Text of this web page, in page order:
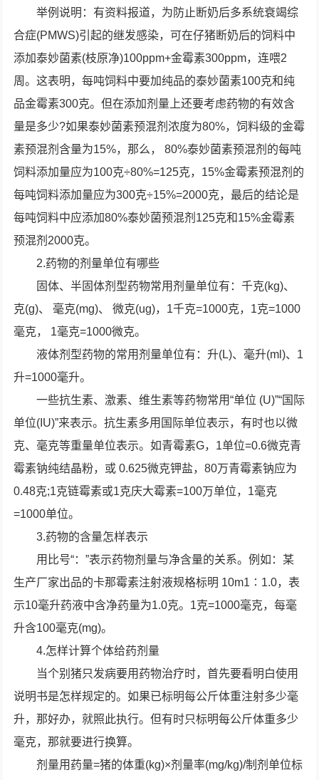
举例说明：有资料报道，为防止断奶后多系统衰竭综
合症(PMWS)引起的继发感染，可在仔猪断奶后的饲料中
添加泰妙菌素(枝原净)100ppm+金霉素300ppm，连喂2
周。这表明，每吨饲料中要加纯品的泰妙菌素100克和纯
品金霉素300克。但在添加剂量上还要考虑药物的有效含
量是多少?如果泰妙菌素预混剂浓度为80%，饲料级的金霉
素预混剂含量为15%，那么， 80%泰妙菌素预混剂的每吨
饲料添加量应为100克÷80%=125克，15%金霉素预混剂的
每吨饲料添加量应为300克÷15%=2000克，最后的结论是
每吨饲料中应添加80%泰妙菌预混剂125克和15%金霉素
预混剂2000克。
2.药物的剂量单位有哪些
固体、半固体剂型药物常用剂量单位有：千克(kg)、
克(g)、 毫克(mg)、 微克(ug)，1千克=1000克，1克=1000
毫克， 1毫克=1000微克。
液体剂型药物的常用剂量单位有：升(L)、毫升(ml)、1
升=1000毫升。
一些抗生素、激素、维生素等药物常用“单位 (U)”“国际
单位(IU)”来表示。抗生素多用国际单位表示，有时也以微
克、毫克等重量单位表示。如青霉素G，1单位=0.6微克青
霉素钠纯结晶粉，或 0.625微克钾盐，80万青霉素钠应为
0.48克;1克链霉素或1克庆大霉素=100万单位，1毫克
=1000单位。
3.药物的含量怎样表示
用比号“：”表示药物剂量与净含量的关系。例如：某
生产厂家出品的卡那霉素注射液规格标明 10m1∶1.0，表
示10毫升药液中含净药量为1.0克。1克=1000毫克，每毫
升含100毫克(mg)。
4.怎样计算个体给药剂量
当个别猪只发病要用药物治疗时，首先要看明白使用
说明书是怎样规定的。如果已标明每公斤体重注射多少毫
升，那好办，就照此执行。但有时只标明每公斤体重多少
毫克，那就要进行换算。
剂量用药量=猪的体重(kg)×剂量率(mg/kg)/制剂单位标